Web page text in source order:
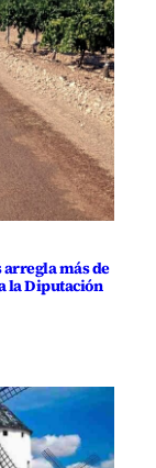
más de
la Diputación